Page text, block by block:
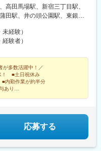
蔵小杉駅、目黒駅、秋葉原
駅、大手町駅(東京都)、中野駅
駅、五反田駅、中目黒駅、泉
玉川駅、四ツ谷駅、あざみ野
吉駅(神奈川県)、溝の口駅、藤
(神奈川県)、上大岡駅、中央
張本郷駅、稲毛駅、千葉駅、
駅、京成船橋駅、京成津田沼
、舞浜駅、初石駅、南流山
橋駅、久喜駅、川口駅、南越
、鶴橋駅、京橋駅(大阪府)、南
駅、鶴舞駅、藤が丘駅(愛知
駅、谷津駅、流山おおたかの
牧駅(大阪府)、摂津富田駅、高
東京、埼玉、千葉、神奈川
州】福岡▼本社東京都品川区
高田馬場駅、新宿三丁目駅、
田駅、井の頭公園駅、東銀座
澄白河駅、有楽町駅、豊洲
都)、森下駅(東京都)、高輪台
六本木駅、田町駅(東京都)、白
谷町駅、外苑前駅、国立駅、
橋駅、国立競技場駅、四谷三
荻窪駅、神保町駅、淡路町
、上野御徒町駅、昭和島駅、
、水天宮前駅、新富町駅(東京
橋駅(東京都)、新中野駅、豊
経験）
験者）
が多数活躍中！／
！ ■土日祝休み
内勤作業が約半分
あり
応募する